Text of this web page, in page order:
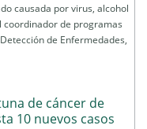
causada por virus, alcohol
de programas
de Enfermedades,
de cáncer de
10 nuevos casos